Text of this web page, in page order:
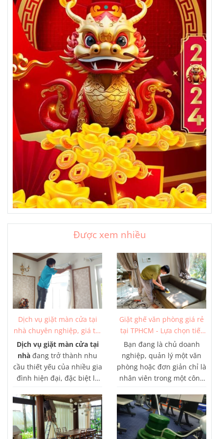
Được xem nhiều
Dịch vụ giặt màn cửa tại
nhà chuyên nghiệp, giá tốt
từ 150K
Dịch vụ giặt màn cửa tại
nhà đang trở thành nhu
cầu thiết yếu của nhiều gia
đình hiện đại, đặc biệt là
TP.HCM. Với lối sống bận
rộn, việc tự giặt màn cửa
thường tốn nhiều thời gian
và công sức, chưa kể đến
Giặt ghế văn phòng giá rẻ
tại TPHCM - Lựa chọn tiết
kiệm tối ưu
Bạn đang là chủ doanh
nghiệp, quản lý một văn
phòng hoặc đơn giản chỉ là
nhân viên trong một công
giữ gìn sạch sẽ và vệ sinh
cho không gian làm việc
của mình là rất quan
trọng? Nếu câu trả lời là